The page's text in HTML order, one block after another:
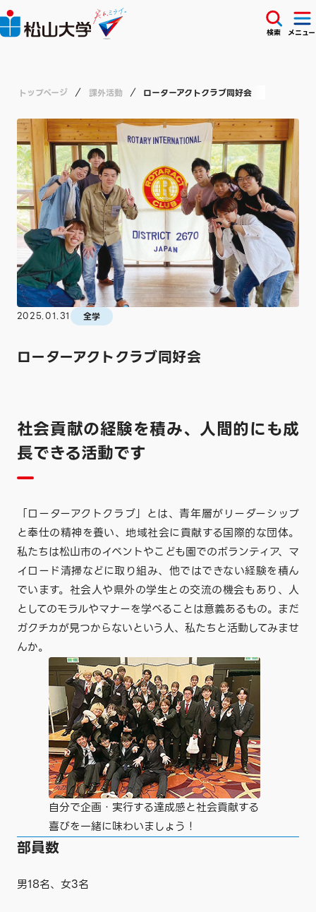
検索 メニュー
トップページ 課外活動 ローターアクトクラブ同好会
2025.01.31 全学
ローターアクトクラブ同好会
社会貢献の経験を積み、人間的にも成
長できる活動です
「ローターアクトクラブ」とは、青年層がリーダーシップ
と奉仕の精神を養い、地域社会に貢献する国際的な団体。
私たちは松山市のイベントやこども園でのボランティア、マ
イロード清掃などに取り組み、他ではできない経験を積ん
でいます。社会人や県外の学生との交流の機会もあり、人
としてのモラルやマナーを学べることは意義あるもの。まだ
ガクチカが見つからないという人、私たちと活動してみませ
んか。
自分で企画・実行する達成感と社会貢献する
喜びを一緒に味わいましょう！
部員数
男18名、女3名